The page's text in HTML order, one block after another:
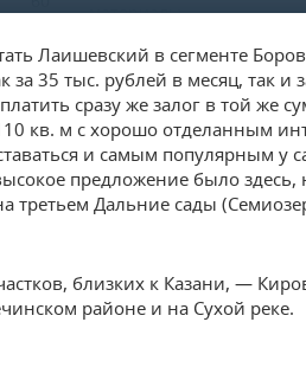
материалы
112 кирпич
35
экспериментальные
материалы
50
экспериментальные
материалы
Лаишевский в сегменте
35 тыс. рублей в месяц, так и
сразу же залог в той же
кв. м с хорошо отделанным
и самым популярным у
предложение было здесь,
третьем Дальние сады
близких к Казани, —
районе и на Сухой реке.